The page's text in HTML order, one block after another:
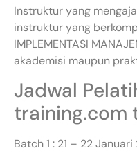
Instruktur yang
instruktur yang
IMPLEMENTASI
akademisi maupun
Jadwal
training.com
Batch 1 : 21 – 22